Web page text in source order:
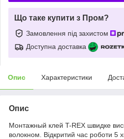
Що таке купити з Пром?
Замовлення під захистом
Доступна доставка
Опис Характеристики
Опис
Монтажный клей T-REX швидке
волокном. Відкритий час роботи 5